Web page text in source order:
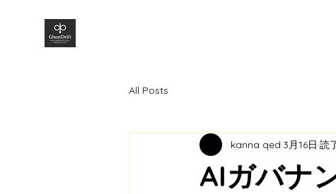
All Posts
AIガバナ
kanna qed 3月16日 読